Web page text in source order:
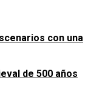
con una
de 500 años